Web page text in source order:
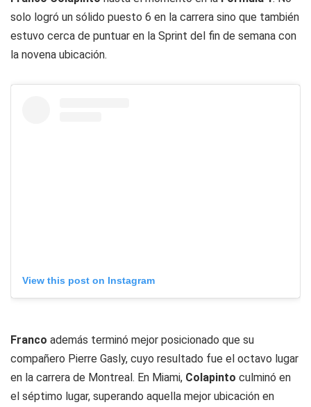
solo logró un sólido puesto 6 en la carrera sino que también
estuvo cerca de puntuar en la Sprint del fin de semana con
la novena ubicación.
View this post on Instagram
Franco además terminó mejor posicionado que su
compañero Pierre Gasly, cuyo resultado fue el octavo lugar
en la carrera de Montreal. En Miami, Colapinto culminó en
el séptimo lugar, superando aquella mejor ubicación en